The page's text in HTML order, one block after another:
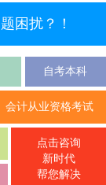
困扰？！
自考本科
会计从业资格考试
点击咨询
新时代
帮您解决